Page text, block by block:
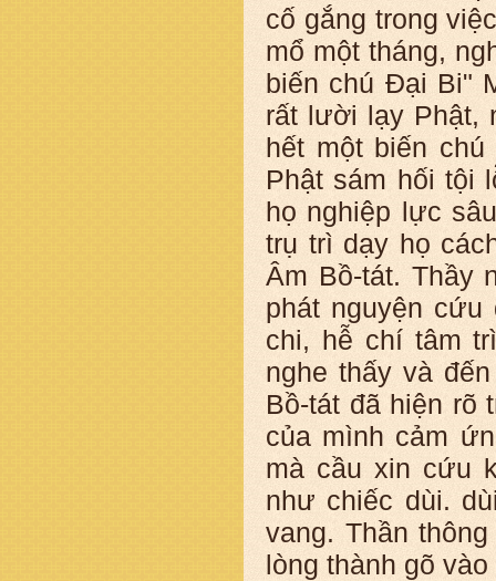
cố gắng trong
mổ một tháng,
biến chú Đại Bi"
rất lười lạy Phật,
hết một biến
Phật sám hối tội
họ nghiệp lực
trụ trì dạy họ
Âm Bồ-tát. Thầy
phát nguyện
chi, hễ chí tâm
nghe thấy và
Bồ-tát đã hiện rõ
của mình cảm
mà cầu xin cứu
như chiếc dùi.
vang. Thần
lòng thành gõ